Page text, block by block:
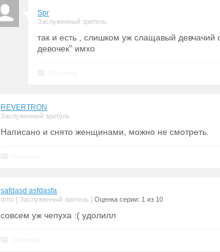
Spr
Заслуженный зритель
так и есть , слишком уж слащавый девчачий
девочек" имхо
REVERTRON
Заслуженный зритель
Написано и снято женщинами, можно не смотреть.
safdasd asfdasfa
drhc Заслуженный зритель Оценка серии: 1 из 10
совсем уж чепуха :( удолилл